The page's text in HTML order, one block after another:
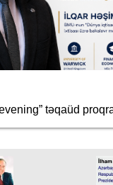
təqaüd